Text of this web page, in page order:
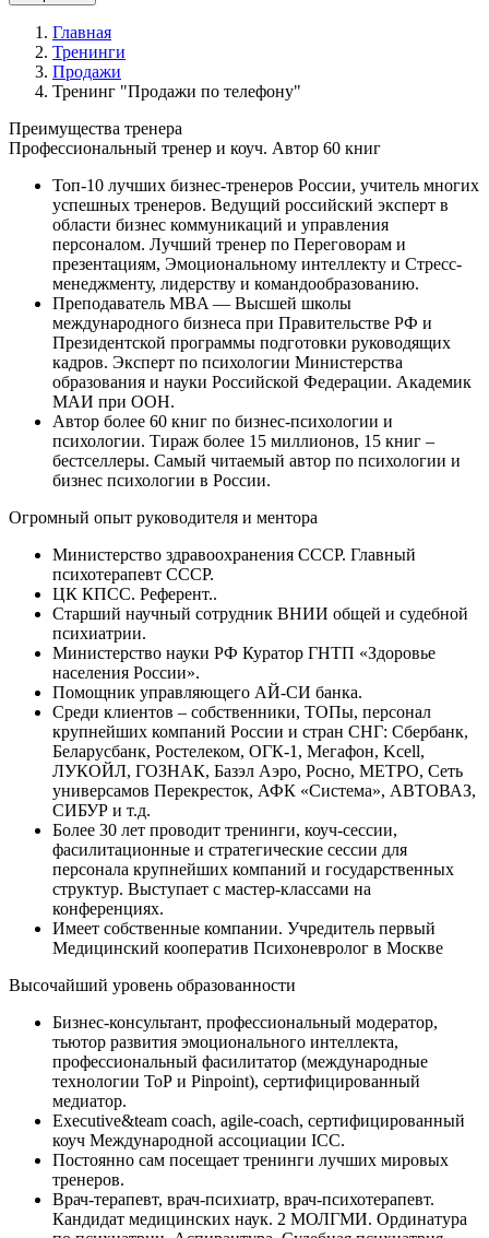
Главная
Тренинги
Продажи
Тренинг "Продажи по телефону"
Преимущества тренера
Профессиональный тренер и коуч. Автор 60 книг
Топ-10 лучших бизнес-тренеров России, учитель многих
успешных тренеров. Ведущий российский эксперт в
области бизнес коммуникаций и управления
персоналом. Лучший тренер по Переговорам и
презентациям, Эмоциональному интеллекту и Стресс-
менеджменту, лидерству и командообразованию.
Преподаватель MBA — Высшей школы
международного бизнеса при Правительстве РФ и
Президентской программы подготовки руководящих
кадров. Эксперт по психологии Министерства
образования и науки Российской Федерации. Академик
МАИ при ООН.
Автор более 60 книг по бизнес-психологии и
психологии. Тираж более 15 миллионов, 15 книг –
бестселлеры. Самый читаемый автор по психологии и
бизнес психологии в России.
Огромный опыт руководителя и ментора
Министерство здравоохранения СССР. Главный
психотерапевт СССР.
ЦК КПСС. Референт..
Старший научный сотрудник ВНИИ общей и судебной
психиатрии.
Министерство науки РФ Куратор ГНТП «Здоровье
населения России».
Помощник управляющего АЙ-СИ банка.
Среди клиентов – собственники, ТОПы, персонал
крупнейших компаний России и стран СНГ: Сбербанк,
Беларусбанк, Ростелеком, ОГК-1, Мегафон, Kcell,
ЛУКОЙЛ, ГОЗНАК, Базэл Аэро, Росно, МЕТРО, Сеть
универсамов Перекресток, АФК «Система», АВТОВАЗ,
СИБУР и т.д.
Более 30 лет проводит тренинги, коуч-сессии,
фасилитационные и стратегические сессии для
персонала крупнейших компаний и государственных
структур. Выступает с мастер-классами на
конференциях.
Имеет собственные компании. Учредитель первый
Медицинский кооператив Психоневролог в Москве
Высочайший уровень образованности
Бизнес-консультант, профессиональный модератор,
тьютор развития эмоционального интеллекта,
профессиональный фасилитатор (международные
технологии ТоР и Pinpoint), сертифицированный
медиатор.
Executive&team coach, agile-coach, сертифицированный
коуч Международной ассоциации ICC.
Постоянно сам посещает тренинги лучших мировых
тренеров.
Врач-терапевт, врач-психиатр, врач-психотерапевт.
Кандидат медицинских наук. 2 МОЛГМИ. Ординатура